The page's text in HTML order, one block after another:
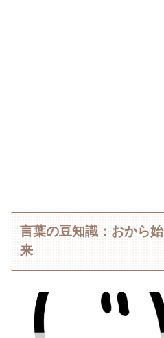
言葉の豆知識：おから
来